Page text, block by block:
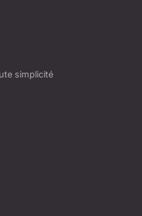
simplicité